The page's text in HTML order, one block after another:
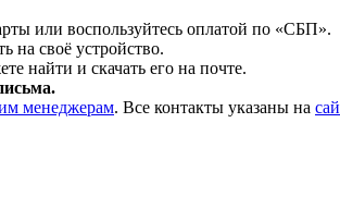
или воспользуйтесь оплатой по «СБП».
на своё устройство.
найти и скачать его на почте.
менеджерам. Все контакты указаны на